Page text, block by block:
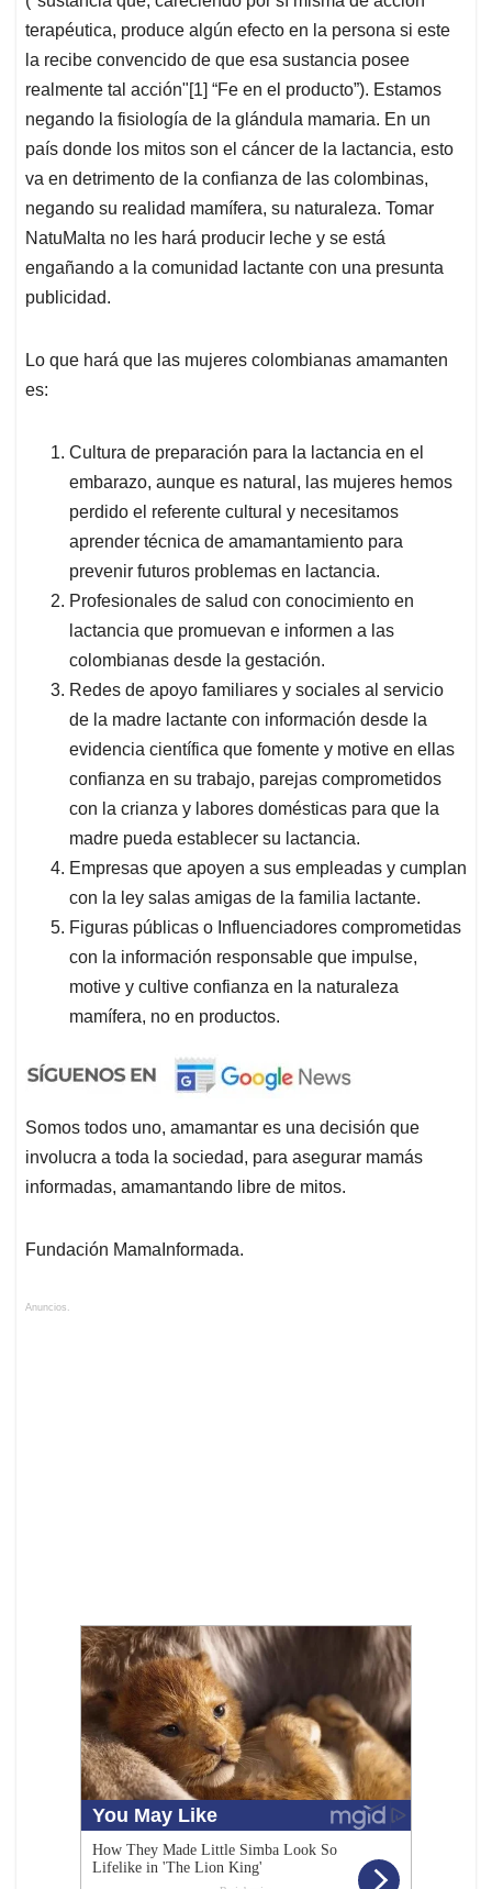
terapéutica, produce algún efecto en la persona si este
la recibe convencido de que esa sustancia posee
realmente tal acción"[1] “Fe en el producto”). Estamos
negando la fisiología de la glándula mamaria. En un
país donde los mitos son el cáncer de la lactancia, esto
va en detrimento de la confianza de las colombinas,
negando su realidad mamífera, su naturaleza. Tomar
NatuMalta no les hará producir leche y se está
engañando a la comunidad lactante con una presunta
publicidad.
Lo que hará que las mujeres colombianas amamanten
es:
Cultura de preparación para la lactancia en el
embarazo, aunque es natural, las mujeres hemos
perdido el referente cultural y necesitamos
aprender técnica de amamantamiento para
prevenir futuros problemas en lactancia.
Profesionales de salud con conocimiento en
lactancia que promuevan e informen a las
colombianas desde la gestación.
Redes de apoyo familiares y sociales al servicio
de la madre lactante con información desde la
evidencia científica que fomente y motive en ellas
confianza en su trabajo, parejas comprometidos
con la crianza y labores domésticas para que la
madre pueda establecer su lactancia.
Empresas que apoyen a sus empleadas y cumplan
con la ley salas amigas de la familia lactante.
Figuras públicas o Influenciadores comprometidas
con la información responsable que impulse,
motive y cultive confianza en la naturaleza
mamífera, no en productos.
Somos todos uno, amamantar es una decisión que
involucra a toda la sociedad, para asegurar mamás
informadas, amamantando libre de mitos.
Fundación MamaInformada.
Anuncios.